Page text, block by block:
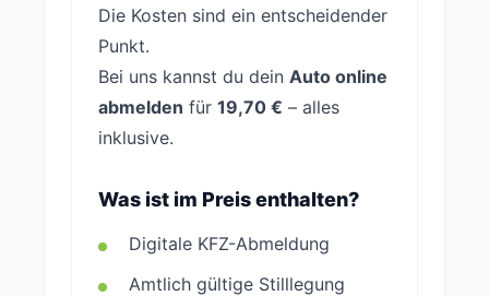
Die Kosten sind ein entscheidender
Punkt.
Bei uns kannst du dein Auto online
abmelden für 19,70 € – alles
inklusive.
Was ist im Preis enthalten?
Digitale KFZ-Abmeldung
Amtlich gültige Stilllegung